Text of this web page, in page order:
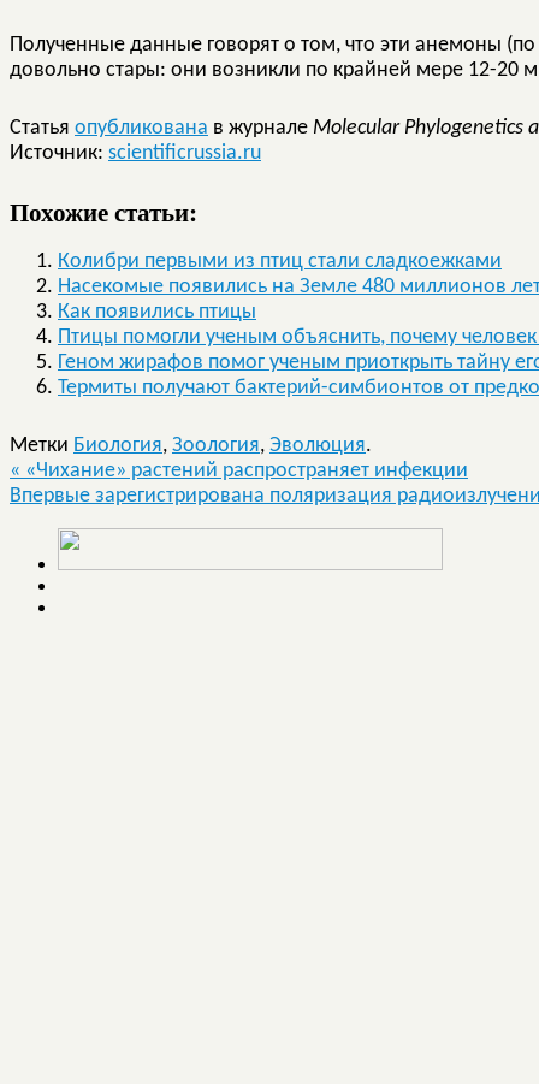
Полученные данные говорят о том, что эти анемоны
довольно стары: они возникли по крайней мере 12-20
Статья опубликована в журнале Molecular Phylogenetics
Источник: scientificrussia.ru
Похожие статьи:
Колибри первыми из птиц стали сладкоежками
Насекомые появились на Земле 480 миллионов
Как появились птицы
Птицы помогли ученым объяснить, почему
Геном жирафов помог ученым приоткрыть тайну
Термиты получают бактерий-симбионтов от
Метки Биология, Зоология, Эволюция.
« «Чихание» растений распространяет инфекции
Впервые зарегистрирована поляризация